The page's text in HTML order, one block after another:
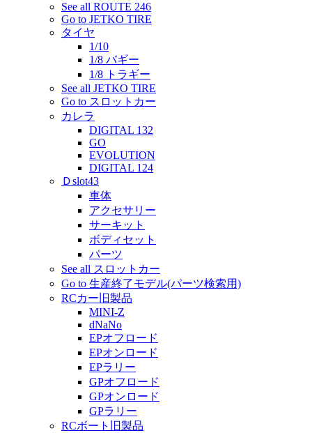
See all ROUTE 246
Go to JETKO TIRE
タイヤ
1/10
1/8 バギー
1/8 トラギー
See all JETKO TIRE
Go to スロットカー
カレラ
DIGITAL 132
GO
EVOLUTION
DIGITAL 124
Ｄslot43
車体
アクセサリー
サーキット
ボディセット
パーツ
See all スロットカー
Go to 生産終了モデル(パーツ検索用)
RCカー旧製品
MINI-Z
dNaNo
EPオフロード
EPオンロード
EPラリー
GPオフロード
GPオンロード
GPラリー
RCボート旧製品